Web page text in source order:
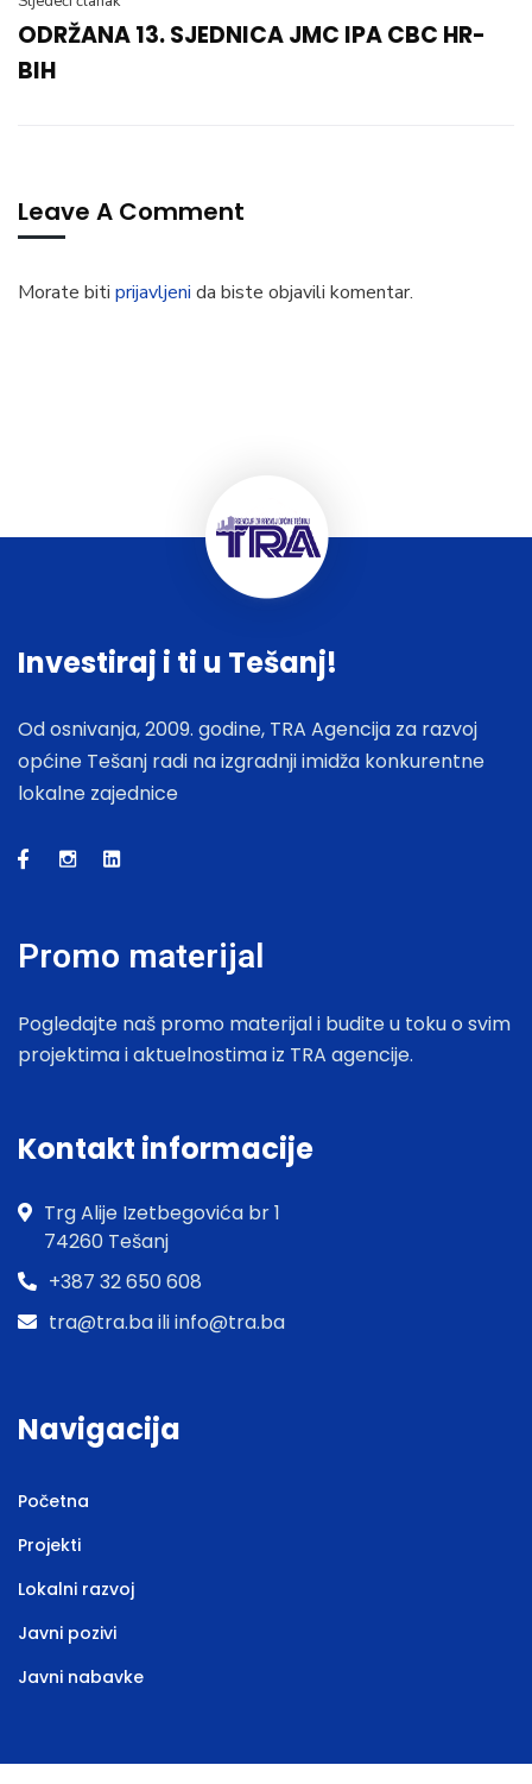
ODRŽANA 13. SJEDNICA JMC IPA CBC HR-
BIH
Leave A Comment
Morate biti prijavljeni da biste objavili komentar.
Investiraj i ti u Tešanj!
Od osnivanja, 2009. godine, TRA Agencija za razvoj
općine Tešanj radi na izgradnji imidža konkurentne
lokalne zajednice
Promo materijal
Pogledajte naš promo materijal i budite u toku o svim
projektima i aktuelnostima iz TRA agencije.
Kontakt informacije
Trg Alije Izetbegovića br 1
74260 Tešanj
+387 32 650 608
tra@tra.ba ili info@tra.ba
Navigacija
Početna
Projekti
Lokalni razvoj
Javni pozivi
Javni nabavke